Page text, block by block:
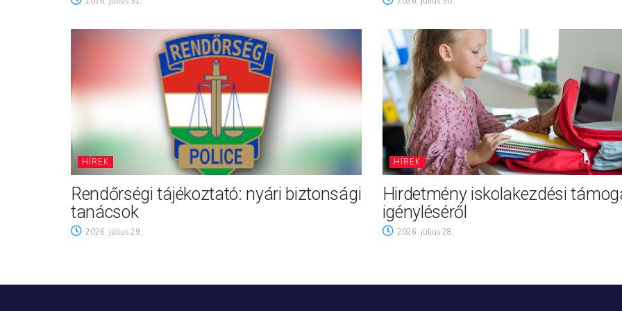
HÍREK
Rendőrségi tájékoztató: nyári biztonsági
tanácsok
2026. július 29.
HÍREK
Hirdetmény iskolakezdési
igényléséről
2026. július 28.